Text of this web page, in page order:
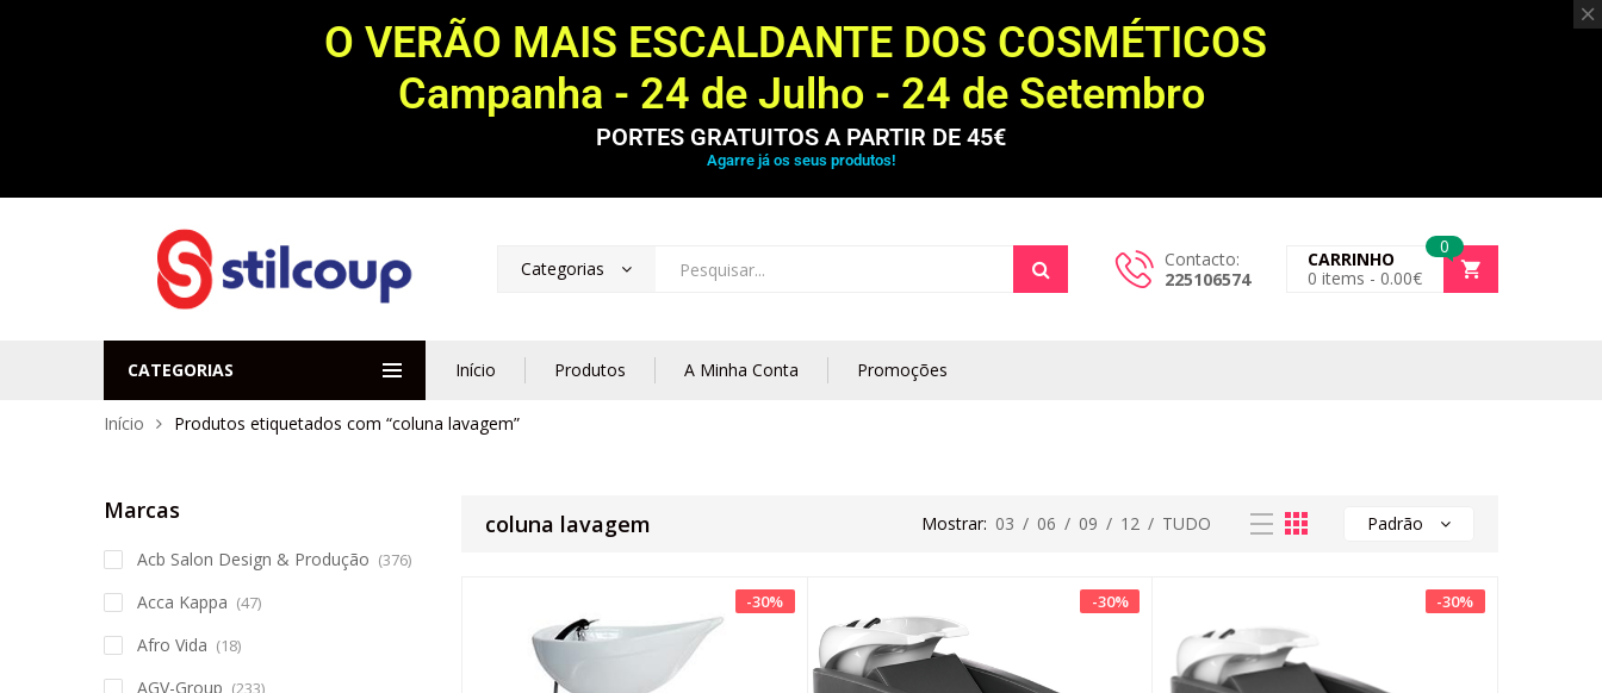
O VERÃO MAIS ESCALDANTE DOS COSMÉTICOS
Campanha - 24 de Julho - 24 de Setembro
PORTES GRATUITOS A PARTIR DE 45€
Agarre já os seus produtos!
Categorias
Contacto:
225106574
0
CARRINHO
0 items - 0.00€
CATEGORIAS Início Produtos A Minha Conta Promoções
Início Produtos etiquetados com “coluna lavagem”
coluna lavagem Mostrar: 03 / 06 / 09 / 12 / TUDO Padrão
-30% -30% -30%
Marcas
Acb Salon Design & Produção (376)
Acca Kappa (47)
Afro Vida (18)
AGV-Group (233)